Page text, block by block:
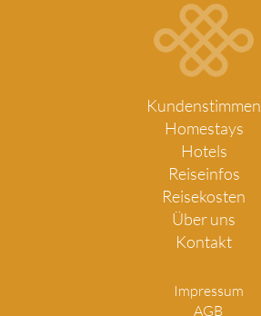
Kundenstimmen
Homestays
Hotels
Reiseinfos
Reisekosten
Über uns
Kontakt
Impressum
AGB